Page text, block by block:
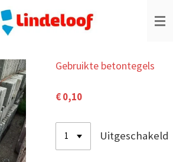
Gebruikte betontegels
€ 0,10
Uitgeschakeld